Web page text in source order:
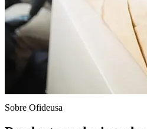
Sobre Ofideusa